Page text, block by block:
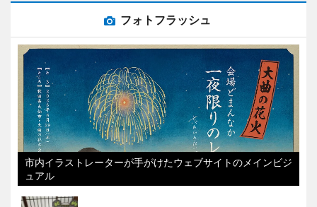
フォトフラッシュ
市内イラストレーターが手がけたウェブサイトのメインビジ
ュアル